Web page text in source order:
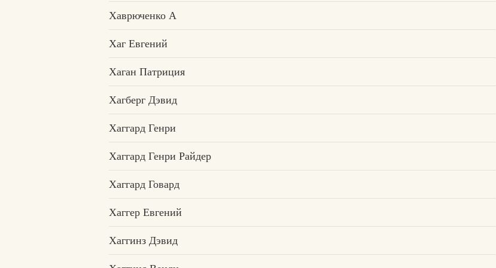
Хаврюченко А
Хаг Евгений
Хаган Патриция
Хагберг Дэвид
Хаггард Генри
Хаггард Генри Райдер
Хаггард Говард
Хаггер Евгений
Хаггинз Дэвид